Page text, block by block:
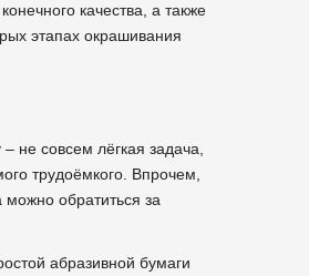
качества, а также
этапах окрашивания
не совсем лёгкая задача,
трудоёмкого. Впрочем,
можно обратиться за
абразивной бумаги